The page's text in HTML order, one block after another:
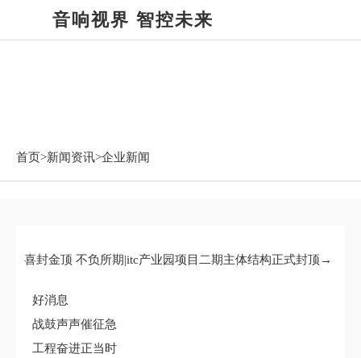
音响视界 智控未来
首页>新闻资讯>企业新闻
喜封金顶 不负所期|itc产业园项目二期主体结构正式封顶→
好消息
战鼓声声催征急
工程奋进正当时